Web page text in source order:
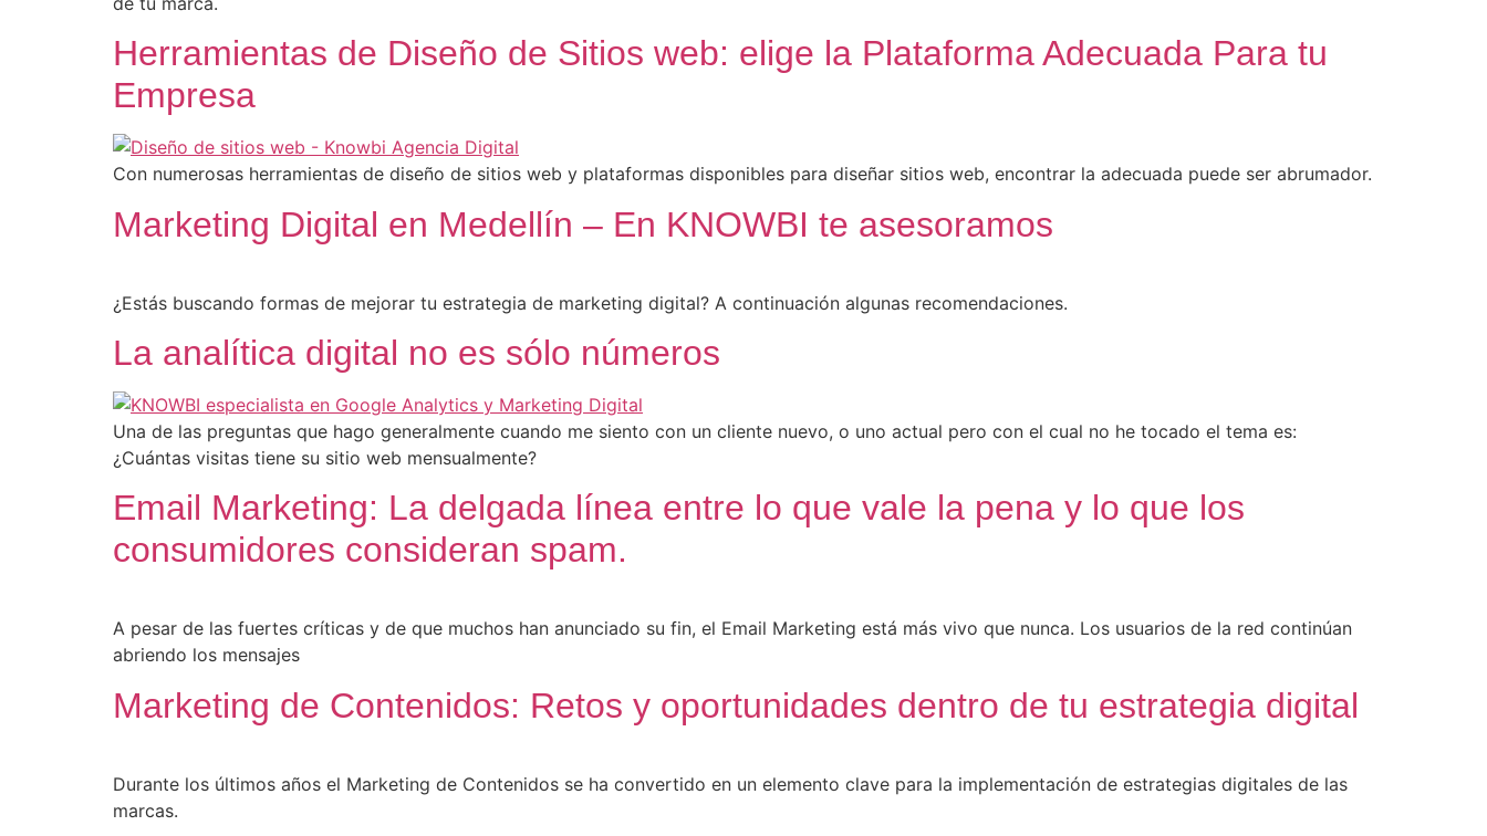
Herramientas de Diseño de Sitios web: elige la Plataforma Adecuada Para tu
Empresa
Con numerosas herramientas de diseño de sitios web y plataformas disponibles para diseñar sitios web, encontrar la adecuada puede ser abrumador.
Marketing Digital en Medellín – En KNOWBI te asesoramos
¿Estás buscando formas de mejorar tu estrategia de marketing digital? A continuación algunas recomendaciones.
La analítica digital no es sólo números
Una de las preguntas que hago generalmente cuando me siento con un cliente nuevo, o uno actual pero con el cual no he tocado el tema es:
¿Cuántas visitas tiene su sitio web mensualmente?
Email Marketing: La delgada línea entre lo que vale la pena y lo que los
consumidores consideran spam.
A pesar de las fuertes críticas y de que muchos han anunciado su fin, el Email Marketing está más vivo que nunca. Los usuarios de la red continúan
abriendo los mensajes
Marketing de Contenidos: Retos y oportunidades dentro de tu estrategia digital
Durante los últimos años el Marketing de Contenidos se ha convertido en un elemento clave para la implementación de estrategias digitales de las
marcas.